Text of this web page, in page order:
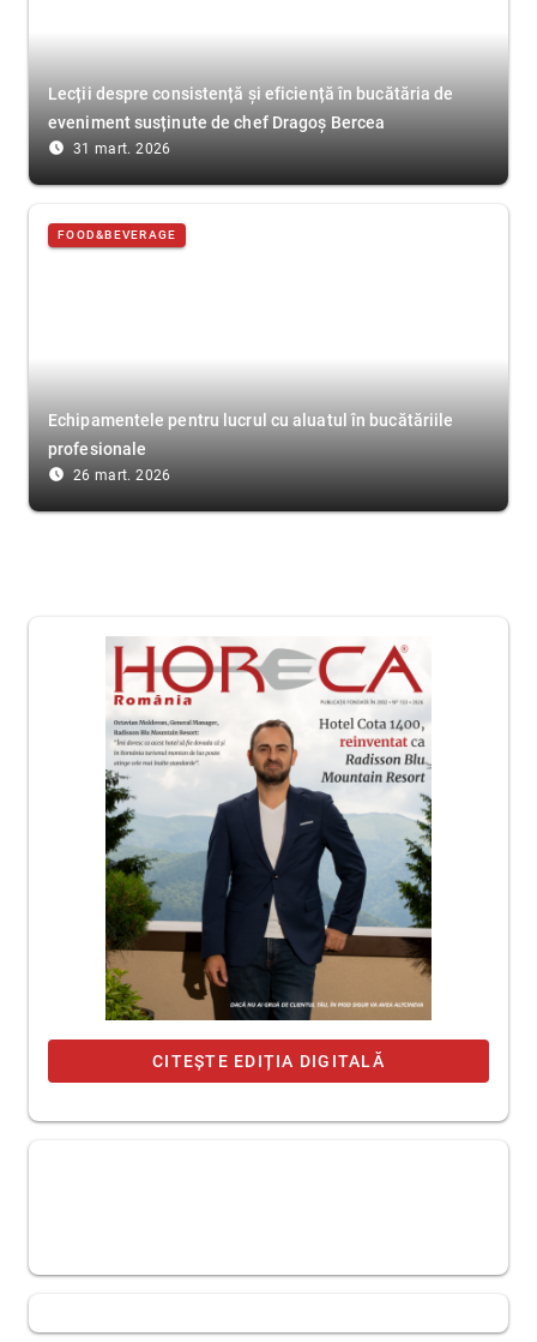
Lecții despre consistență și eficiență în bucătăria de
eveniment susținute de chef Dragoș Bercea
access_time_filled 31 mart. 2026
FOOD&BEVERAGE
Echipamentele pentru lucrul cu aluatul în bucătăriile
profesionale
access_time_filled 26 mart. 2026
CITEȘTE EDIȚIA DIGITALĂ